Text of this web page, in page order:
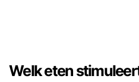
Welk eten